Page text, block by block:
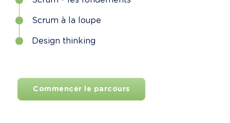
Scrum à la loupe
Design thinking
Commencer le parcours